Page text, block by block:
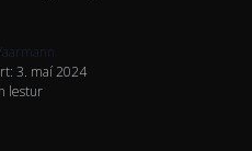
3. maí 2024
lestur